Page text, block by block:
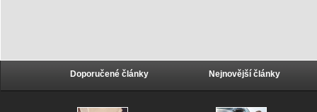
Doporučené články Nejnovější články